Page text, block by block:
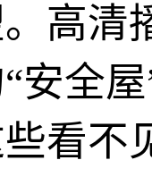
高清
安全
看不